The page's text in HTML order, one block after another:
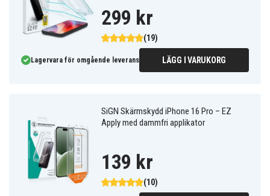
(19)
299 kr
Lagervara för omgående leverans LÄGG I VARUKORG
SiGN Skärmskydd iPhone 16 Pro – EZ
Apply med dammfri applikator
(10)
139 kr